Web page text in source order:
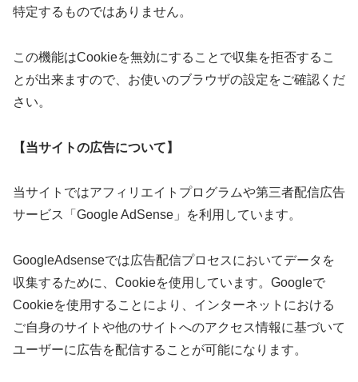
特定するものではありません。
この機能はCookieを無効にすることで収集を拒否するこ
とが出来ますので、お使いのブラウザの設定をご確認くだ
さい。
【当サイトの広告について】
当サイトではアフィリエイトプログラムや第三者配信広告
サービス「Google AdSense」を利用しています。
GoogleAdsenseでは広告配信プロセスにおいてデータを
収集するために、Cookieを使用しています。Googleで
Cookieを使用することにより、インターネットにおける
ご自身のサイトや他のサイトへのアクセス情報に基づいて
ユーザーに広告を配信することが可能になります。